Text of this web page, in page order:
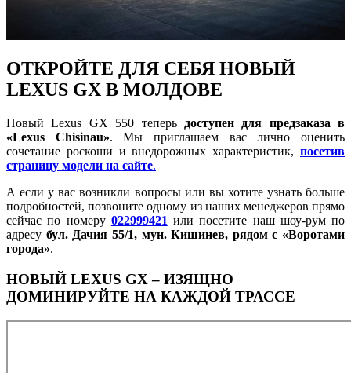
ОТКРОЙТЕ ДЛЯ СЕБЯ НОВЫЙ
LEXUS GX В МОЛДОВЕ
Новый Lexus GX 550 теперь доступен для предзаказа в
«Lexus Chisinau». Мы приглашаем вас лично оценить
сочетание роскоши и внедорожных характеристик, посетив
страницу модели на сайте.
А если у вас возникли вопросы или вы хотите узнать больше
подробностей, позвоните одному из наших менеджеров прямо
сейчас по номеру 022999421 или посетите наш шоу-рум по
адресу бул. Дачия 55/1, мун. Кишинев, рядом с «Воротами
города».
НОВЫЙ LEXUS GX – ИЗЯЩНО
ДОМИНИРУЙТЕ НА КАЖДОЙ ТРАССЕ